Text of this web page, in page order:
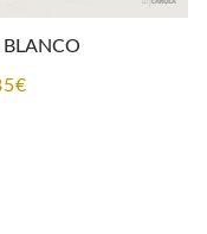
BLANCO
€Rango